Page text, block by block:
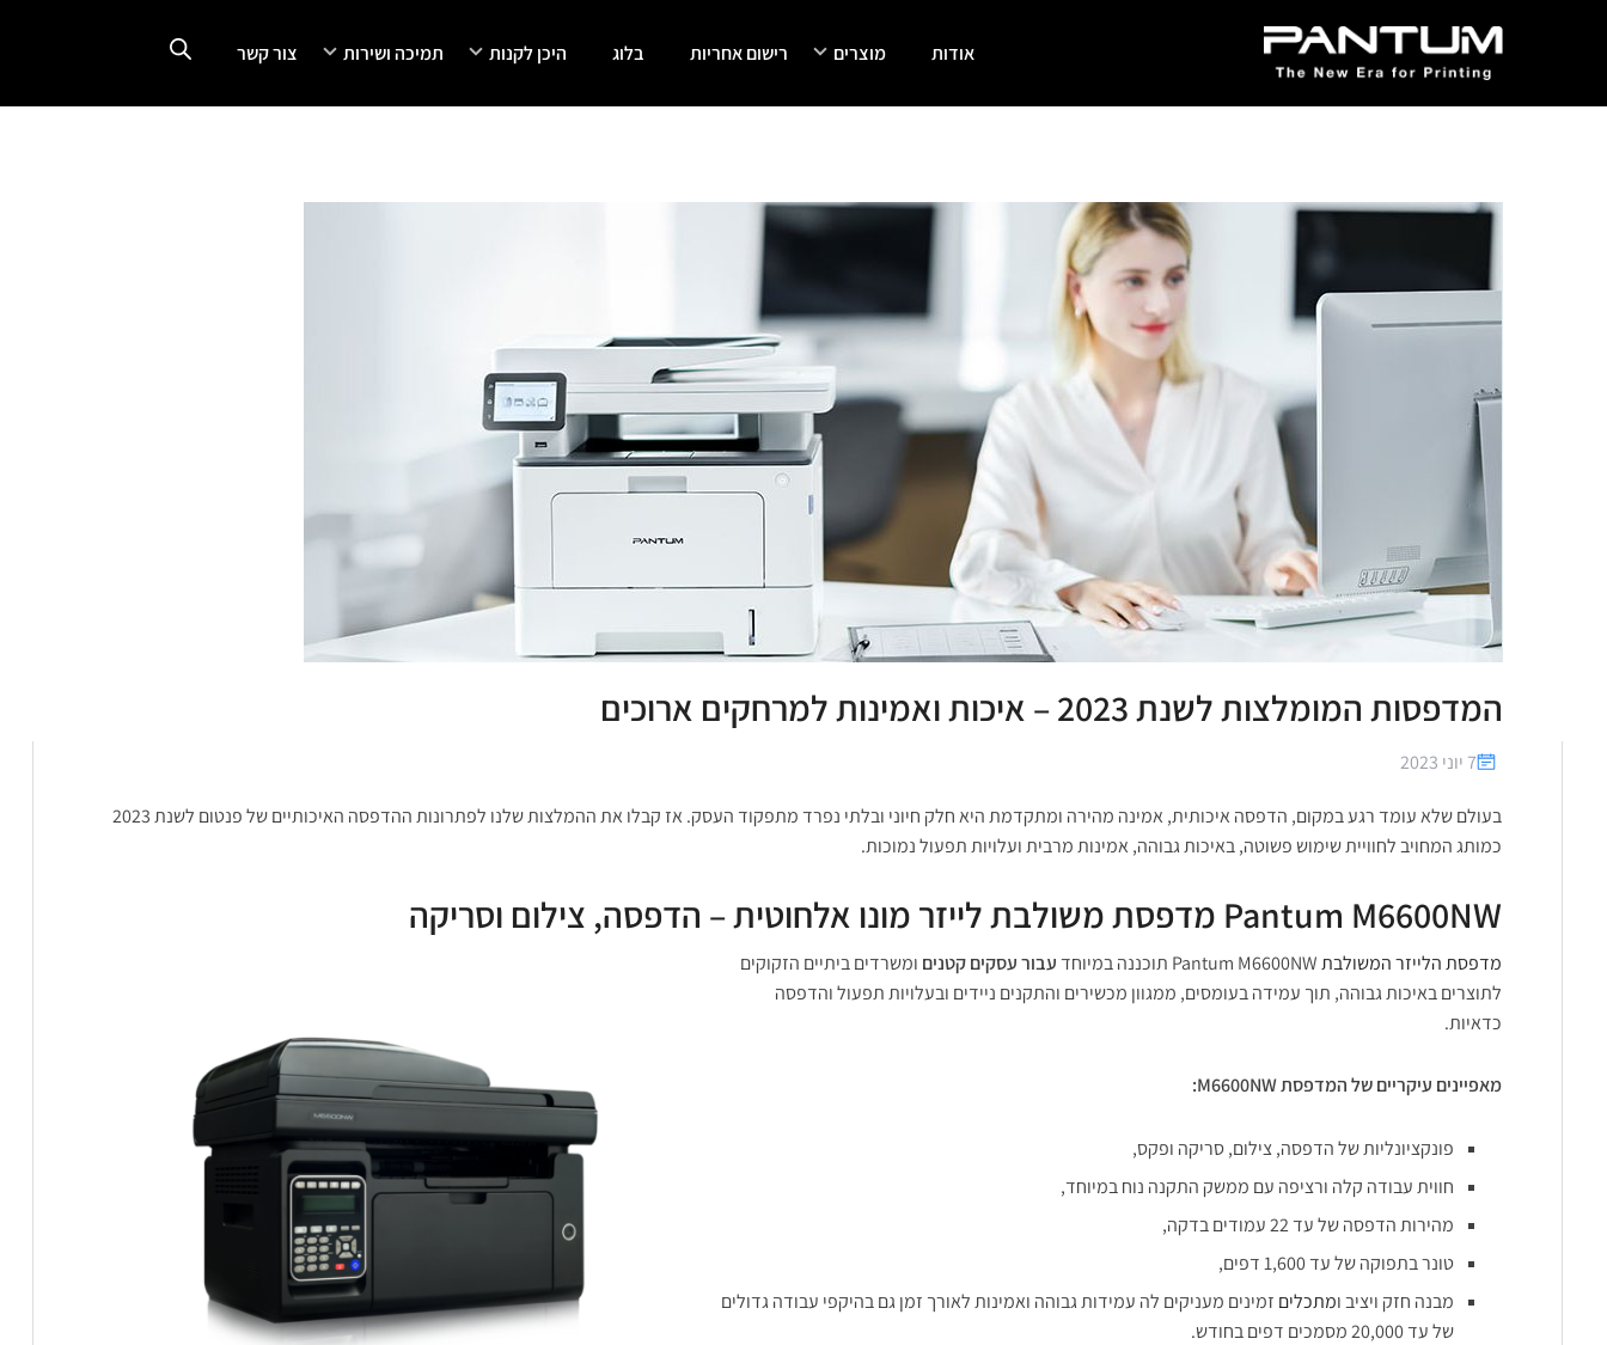
צור קשר תמיכה ושירות היכן לקנות בלוג רישום אחריות מוצרים אודות
המדפסות המומלצות לשנת 2023 – איכות ואמינות למרחקים ארוכים
7 יוני 2023
בעולם שלא עומד רגע במקום, הדפסה איכותית, אמינה מהירה ומתקדמת היא חלק חיוני ובלתי נפרד מתפקוד העסק. אז קבלו את ההמלצות שלנו לפתרונות ההדפסה האיכותיים של פנטום לשנת 2023
כמותג המחויב לחוויית שימוש פשוטה, באיכות גבוהה, אמינות מרבית ועלויות תפעול נמוכות.
Pantum M6600NW מדפסת משולבת לייזר מונו אלחוטית – הדפסה, צילום וסריקה
מדפסת הלייזר המשולבת עבור עסקים קטנים ומשרדים ביתיים הזקוקים
לתוצרים באיכות גבוהה, תוך עמידה בעומסים, ממגוון מכשירים והתקנים ניידים ובעלויות תפעול והדפסה
כדאיות.
מאפיינים עיקריים של המדפסת M6600NW:
פונקציונליות של הדפסה, צילום, סריקה ופקס,
חווית עבודה קלה ורציפה עם ממשק התקנה נוח במיוחד,
מהירות הדפסה של עד 22 עמודים בדקה,
טונר בתפוקה של עד 1,600 דפים,
מבנה חזק ויציב ומתכלים זמינים מעניקים לה עמידות גבוהה ואמינות לאורך זמן גם בהיקפי עבודה גדולים
של עד 20,000 מסמכים דפים בחודש.